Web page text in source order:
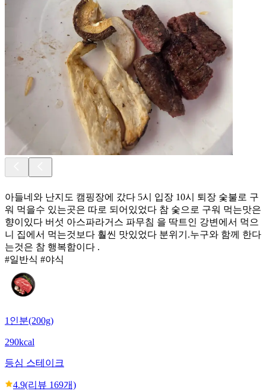
아들네와 난지도 캠핑장에 갔다 5시 입장 10시 퇴장 숯불로 구
워 먹을수 있는곳은 따로 되어있었다 참 숯으로 구워 먹는맛은
향이있다 버섯 아스파라거스 파무침 을 딱트인 강변에서 먹으
니 집에서 먹는것보다 훨씬 맛있었다 분위기.누구와 함께 한다
는것은 참 행복함이다 .
#일반식 #야식
1인분(200g)
290kcal
등심 스테이크
4.9(리뷰 169개)